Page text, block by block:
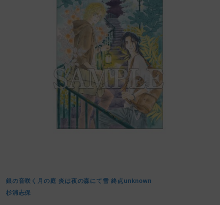
銀の音咲く月の庭 炎は夜の森にて雪終点unknown
杉浦志保